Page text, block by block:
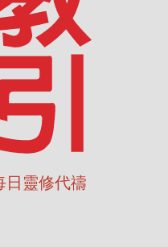
日靈修代禱